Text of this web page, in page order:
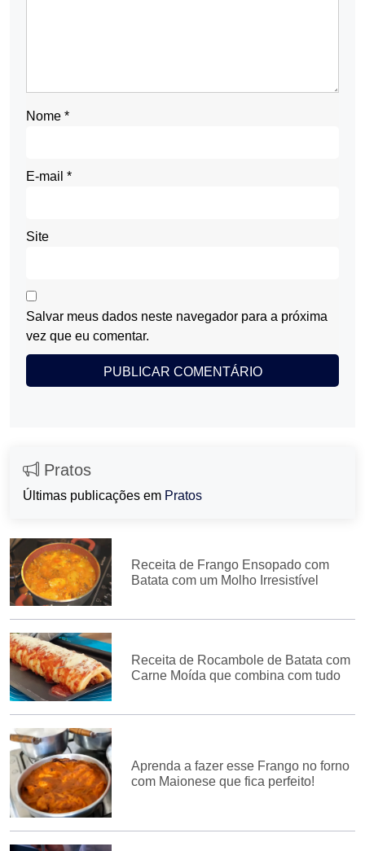
Nome *
E-mail *
Site
Salvar meus dados neste navegador para a próxima
vez que eu comentar.
Pratos
Últimas publicações em Pratos
Receita de Frango Ensopado com
Batata com um Molho Irresistível
Receita de Rocambole de Batata com
Carne Moída que combina com tudo
Aprenda a fazer esse Frango no forno
com Maionese que fica perfeito!